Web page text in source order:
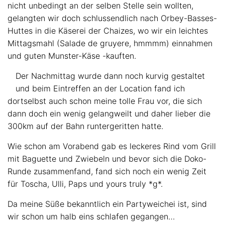
nicht unbedingt an der selben Stelle sein wollten,
gelangten wir doch schlussendlich nach Orbey-Basses-
Huttes in die Käserei der Chaizes, wo wir ein leichtes
Mittagsmahl (Salade de gruyere, hmmmm) einnahmen
und guten Munster-Käse -kauften.
Der Nachmittag wurde dann noch kurvig gestaltet
und beim Eintreffen an der Location fand ich
dortselbst auch schon meine tolle Frau vor, die sich
dann doch ein wenig gelangweilt und daher lieber die
300km auf der Bahn runtergeritten hatte.
Wie schon am Vorabend gab es leckeres Rind vom Grill
mit Baguette und Zwiebeln und bevor sich die Doko-
Runde zusammenfand, fand sich noch ein wenig Zeit
für Toscha, Ulli, Paps und yours truly *g*.
Da meine Süße bekanntlich ein Partyweichei ist, sind
wir schon um halb eins schlafen gegangen…